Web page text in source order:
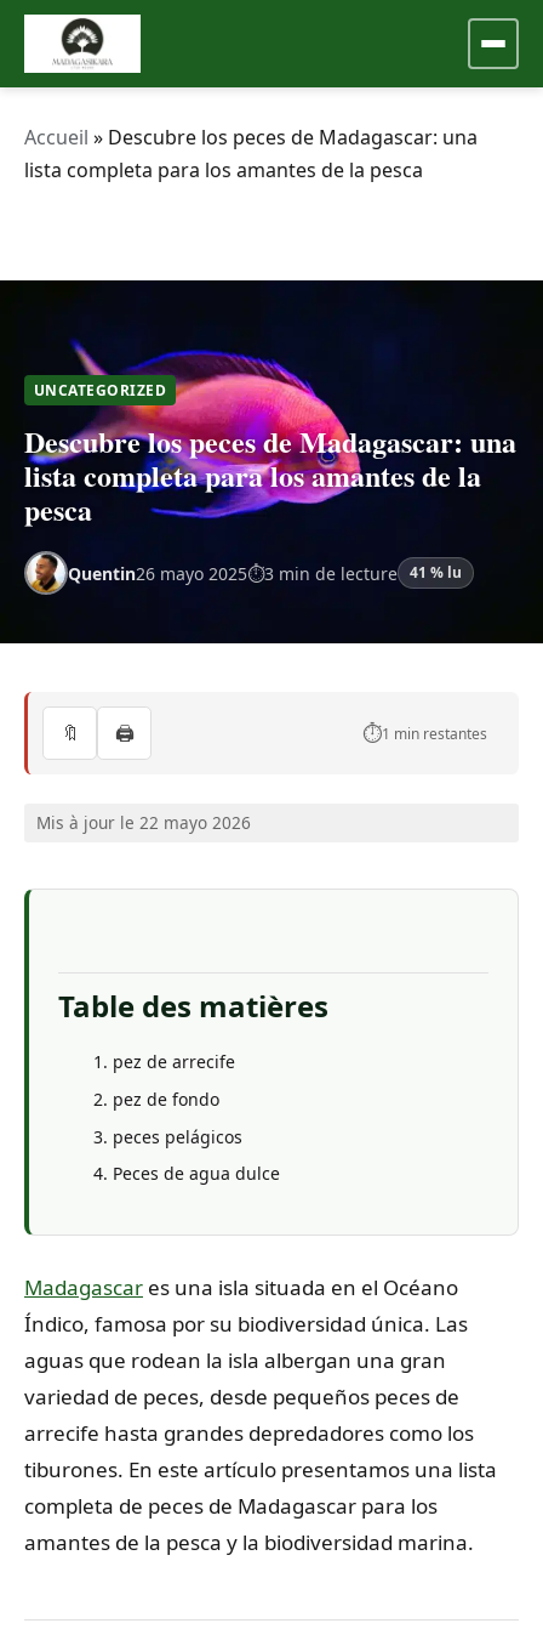
Accueil » Descubre los peces de Madagascar: una
lista completa para los amantes de la pesca
UNCATEGORIZED
Descubre los peces de Madagascar: una
lista completa para los amantes de la
pesca
Quentin26 mayo 2025 3 min de lecture 41 % lu
🔖 🖨️ ⏱️1 min restantes
Mis à jour le 22 mayo 2026
Table des matières
pez de arrecife
pez de fondo
peces pelágicos
Peces de agua dulce
Madagascar es una isla situada en el Océano
Índico, famosa por su biodiversidad única. Las
aguas que rodean la isla albergan una gran
variedad de peces, desde pequeños peces de
arrecife hasta grandes depredadores como los
tiburones. En este artículo presentamos una lista
completa de peces de Madagascar para los
amantes de la pesca y la biodiversidad marina.